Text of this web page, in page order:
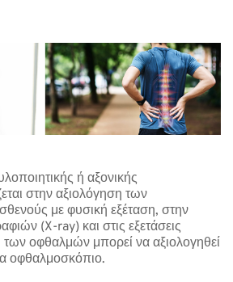
ή αξονικής
στην αξιολόγηση των
με φυσική εξέταση, στην
(X-ray) και στις εξετάσεις
οφθαλμών μπορεί να αξιολογηθεί
οφθαλμοσκόπιο.